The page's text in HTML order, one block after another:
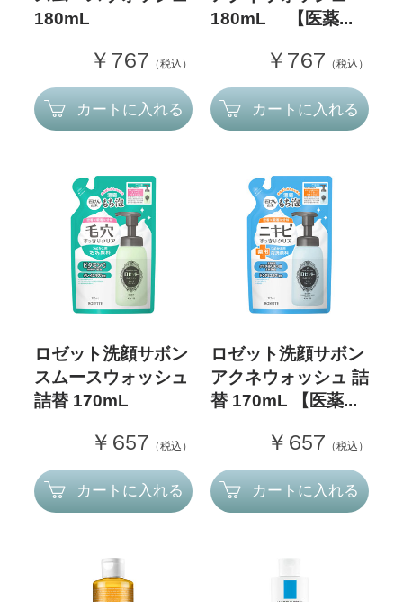
180mL
￥767 （税込）
カートに入れる
180mL 【医薬...
￥767 （税込）
カートに入れる
ロゼット洗顔サボン
スムースウォッシュ
詰替 170mL
￥657 （税込）
カートに入れる
ロゼット洗顔サボン
アクネウォッシュ 詰
替 170mL 【医薬...
￥657 （税込）
カートに入れる